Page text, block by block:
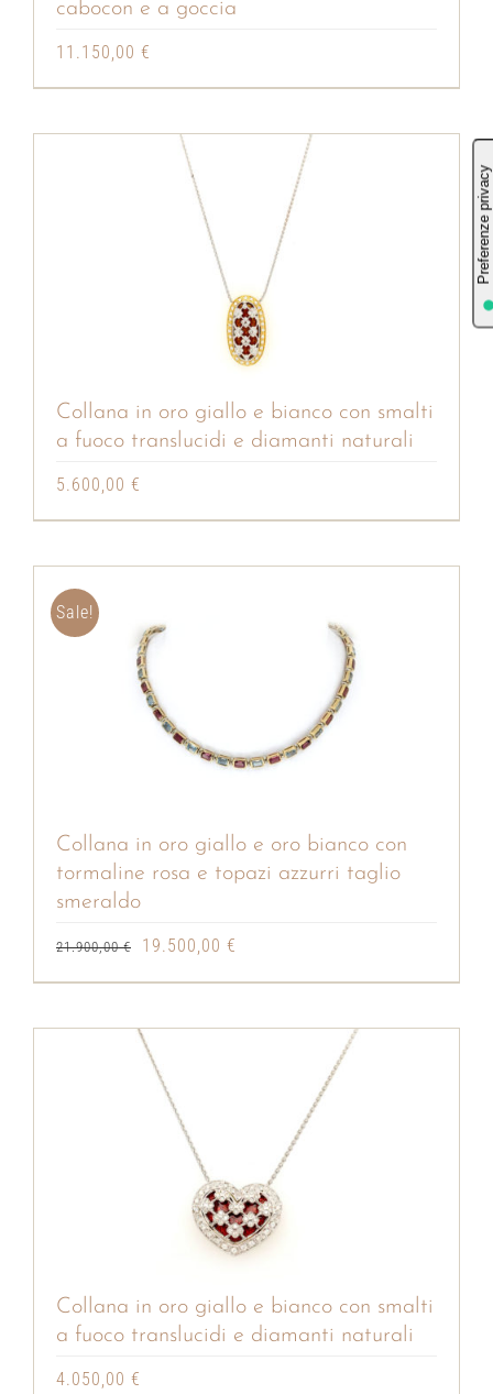
cabocon e a goccia
11.150,00 €
Collana in oro giallo e bianco con smalti
a fuoco translucidi e diamanti naturali
5.600,00 €
Sale!
Collana in oro giallo e oro bianco con
tormaline rosa e topazi azzurri taglio
smeraldo
21.900,00€
Il
21.900,00 €.
19.500,00 €
Collana in oro giallo e bianco con smalti
a fuoco translucidi e diamanti naturali
4.050,00 €